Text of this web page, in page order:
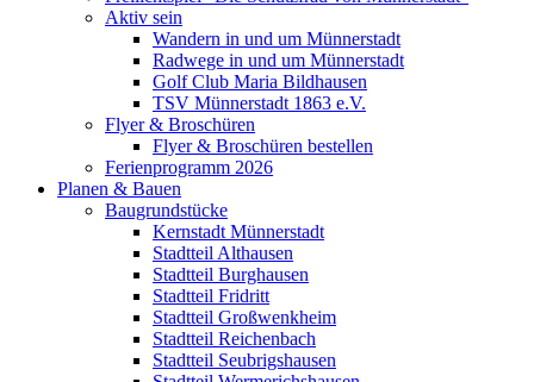
Aktiv sein
Wandern in und um Münnerstadt
Radwege in und um Münnerstadt
Golf Club Maria Bildhausen
TSV Münnerstadt 1863 e.V.
Flyer & Broschüren
Flyer & Broschüren bestellen
Ferienprogramm 2026
Planen & Bauen
Baugrundstücke
Kernstadt Münnerstadt
Stadtteil Althausen
Stadtteil Burghausen
Stadtteil Fridritt
Stadtteil Großwenkheim
Stadtteil Reichenbach
Stadtteil Seubrigshausen